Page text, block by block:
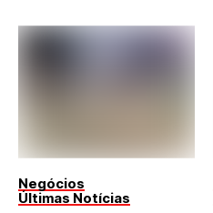
Negócios
Últimas Notícias